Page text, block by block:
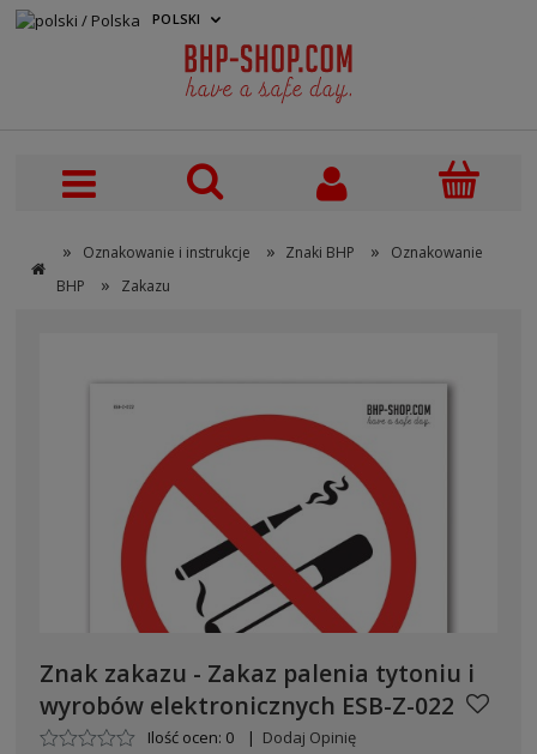
» Oznakowanie i instrukcje » Znaki BHP »
Oznakowanie
BHP
» Zakazu
POLSKI
Znak zakazu - Zakaz palenia tytoniu i
wyrobów elektronicznych ESB-Z-022
Ilość ocen: 0 | Dodaj Opinię